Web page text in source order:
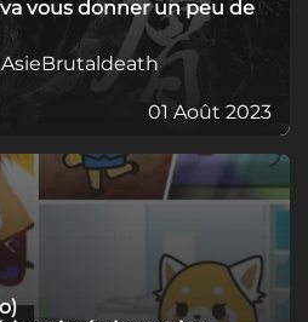
vous donner un peu de
AsieBrutaldeath
01 Août 2023